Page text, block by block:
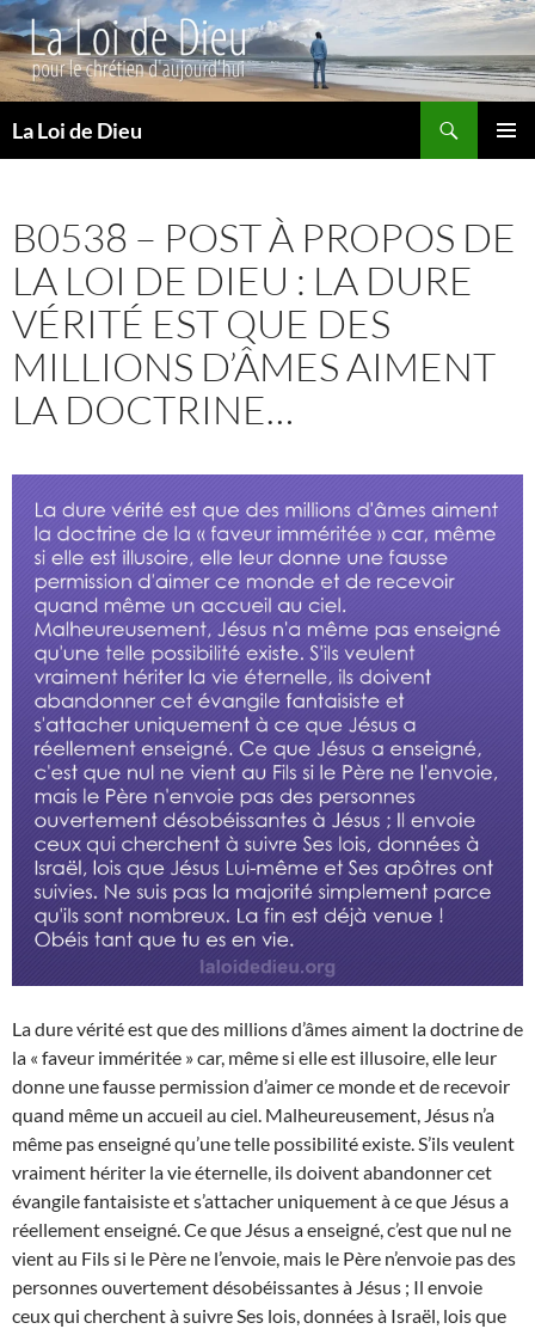
La Loi de Dieu
B0538 – POST À PROPOS DE
LA LOI DE DIEU : LA DURE
VÉRITÉ EST QUE DES
MILLIONS D’ÂMES AIMENT
LA DOCTRINE…
La dure vérité est que des millions d’âmes aiment la doctrine de
la « faveur imméritée » car, même si elle est illusoire, elle leur
donne une fausse permission d’aimer ce monde et de recevoir
quand même un accueil au ciel. Malheureusement, Jésus n’a
même pas enseigné qu’une telle possibilité existe. S’ils veulent
vraiment hériter la vie éternelle, ils doivent abandonner cet
évangile fantaisiste et s’attacher uniquement à ce que Jésus a
réellement enseigné. Ce que Jésus a enseigné, c’est que nul ne
vient au Fils si le Père ne l’envoie, mais le Père n’envoie pas des
personnes ouvertement désobéissantes à Jésus ; Il envoie
ceux qui cherchent à suivre Ses lois, données à Israël, lois que